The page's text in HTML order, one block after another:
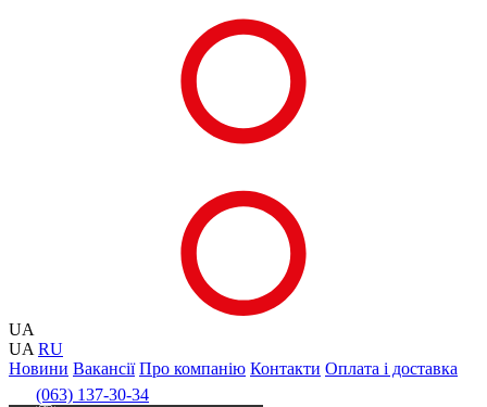
UA
UA RU
Новини Вакансії Про компанію Контакти Оплата і доставка
(063) 137-30-34